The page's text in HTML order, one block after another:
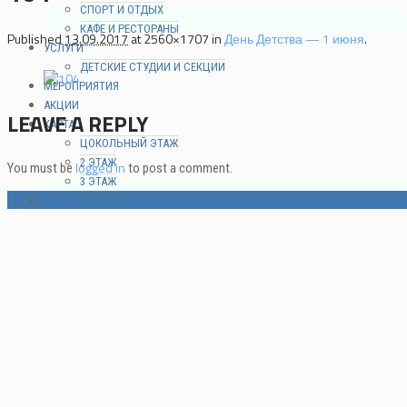
СПОРТ И ОТДЫХ
КАФЕ И РЕСТОРАНЫ
УСЛУГИ
ДЕТСКИЕ СТУДИИ И СЕКЦИИ
МЕРОПРИЯТИЯ
АКЦИИ
КАРТА
ЦОКОЛЬНЫЙ ЭТАЖ
2 ЭТАЖ
3 ЭТАЖ
Published 13.09.2017at 2560×1707 inДень Детства — 1 июня.
LEAVE A REPLY
You must be logged in to post a comment.